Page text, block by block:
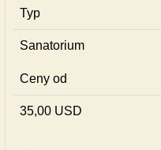
Typ
Sanatorium
Ceny od
35,00 USD